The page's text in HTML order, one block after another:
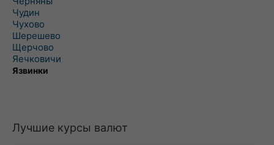
Чудин
Чухово
Шерешево
Щерчово
Яечковичи
Язвинки
Лучшие курсы валют